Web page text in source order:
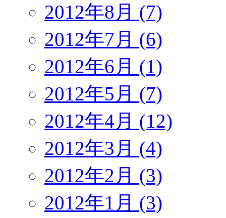
2012年8月 (7)
2012年7月 (6)
2012年6月 (1)
2012年5月 (7)
2012年4月 (12)
2012年3月 (4)
2012年2月 (3)
2012年1月 (3)